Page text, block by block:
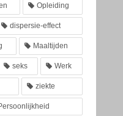
Opleiding
dispersie-effect
Maaltijden
seks Werk
ziekte